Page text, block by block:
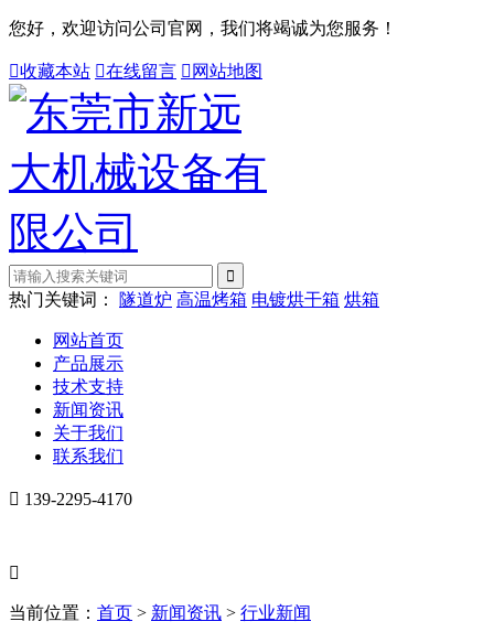
您好，欢迎访问公司官网，我们将竭诚为您服务！
收藏本站 在线留言  网站地图
热门关键词： 隧道炉 高温烤箱 电镀烘干箱 烘箱
网站首页
产品展示
技术支持
新闻资讯
关于我们
联系我们
 139-2295-4170

当前位置： 首页 > 新闻资讯 > 行业新闻